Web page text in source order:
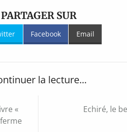
PARTAGER SUR
Facebook Email
la lecture...
«
Echiré, le